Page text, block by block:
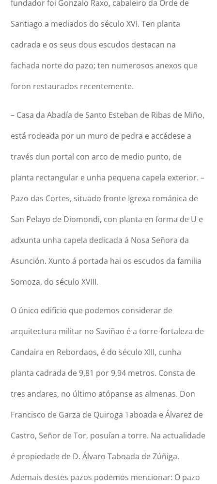
fundador foi Gonzalo Raxo, cabaleiro da Orde de
Santiago a mediados do século XVI. Ten planta
cadrada e os seus dous escudos destacan na
fachada norte do pazo; ten numerosos anexos que
foron restaurados recentemente.
– Casa da Abadía de Santo Esteban de Ribas de Miño,
está rodeada por un muro de pedra e accédese a
través dun portal con arco de medio punto, de
planta rectangular e unha pequena capela exterior. –
Pazo das Cortes, situado fronte Igrexa románica de
San Pelayo de Diomondi, con planta en forma de U e
adxunta unha capela dedicada á Nosa Señora da
Asunción. Xunto á portada hai os escudos da familia
Somoza, do século XVIII.
O único edificio que podemos considerar de
arquitectura militar no Saviñao é a torre-fortaleza de
Candaira en Rebordaos, é do século XIII, cunha
planta cadrada de 9,81 por 9,94 metros. Consta de
tres andares, no último atópanse as almenas. Don
Francisco de Garza de Quiroga Taboada e Álvarez de
Castro, Señor de Tor, posuían a torre. Na actualidade
é propiedade de D. Álvaro Taboada de Zúñiga.
Ademais destes pazos podemos mencionar: O pazo